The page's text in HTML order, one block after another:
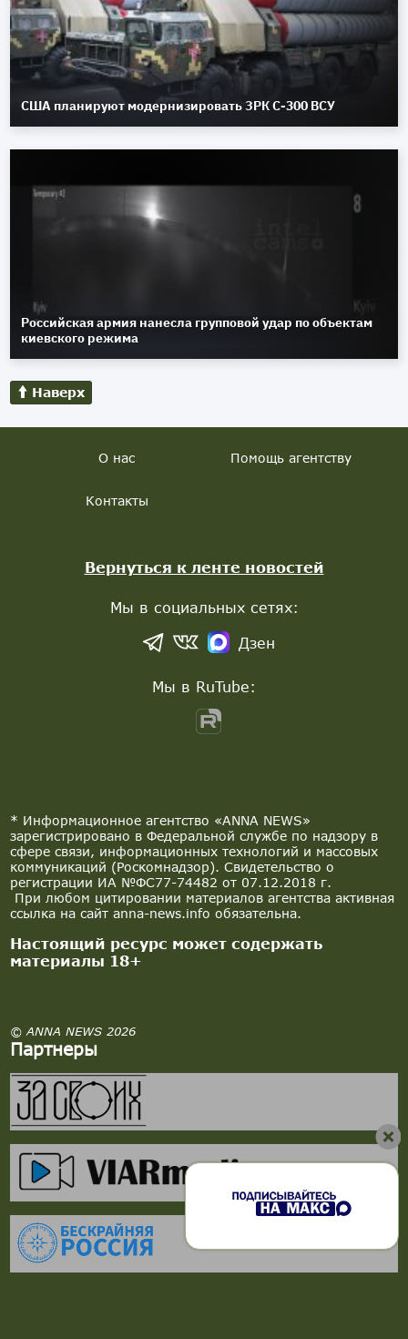
США планируют модернизировать ЗРК С-300 ВСУ
Российская армия нанесла групповой удар по объектам
киевского режима
Наверх
* Информационное агентство «ANNA NEWS»
зарегистрировано в Федеральной службе по надзору в
сфере связи, информационных технологий и массовых
коммуникаций (Роскомнадзор). Свидетельство о
регистрации ИА №ФС77-74482 от 07.12.2018 г.
При любом цитировании материалов агентства активная
ссылка на сайт anna-news.info обязательна.
Настоящий ресурс может содержать
материалы 18+
© ANNA NEWS 2026
Партнеры
О нас Помощь агентству
Контакты
Вернуться к ленте новостей
Мы в социальных сетях:
Дзен
Мы в RuTube: